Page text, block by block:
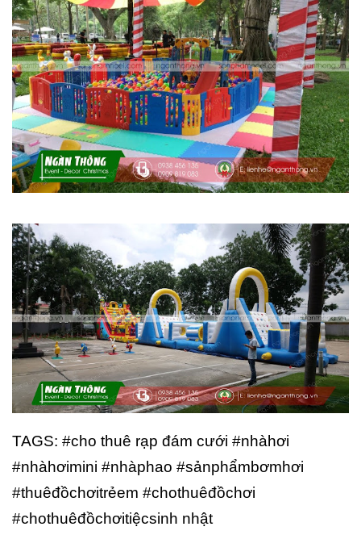
TAGS: #cho thuê rạp đám cưới #nhàhơi
#nhàhơimini #nhàphao #sảnphẩmbơmhơi
#thuêđồchơitrẻem #chothuêđồchơi
#chothuêđồchơitiệcsinh nhật